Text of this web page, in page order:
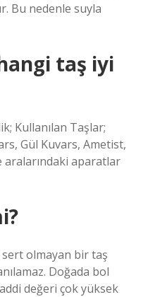
Bu nedenle suyla
taş iyi
Kullanılan Taşlar;
Gül Kuvars, Ametist,
aparatlar
sert olmayan bir taş
Doğada bol
değeri çok yüksek